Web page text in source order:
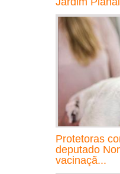
Protetoras
deputado
vacinaçã...